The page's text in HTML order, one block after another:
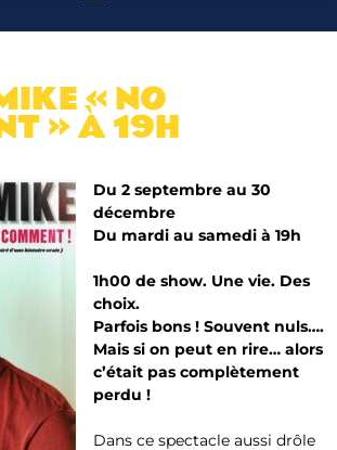
« NO
» À 19H
Du 2 septembre au 30
décembre
Du mardi au samedi à 19h
1h00 de show. Une vie. Des
choix.
Parfois bons ! Souvent nuls….
Mais si on peut en rire… alors
c’était pas complètement
perdu !
Dans ce spectacle aussi drôle